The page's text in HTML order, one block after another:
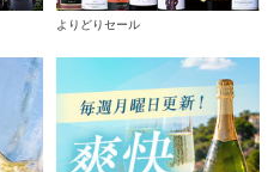
よりどりセール